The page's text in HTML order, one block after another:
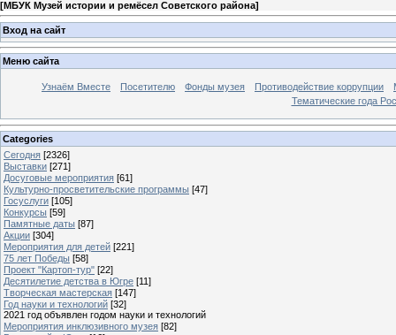
[МБУК Музей истории и ремёсел Советского района]
Вход на сайт
Меню сайта
Узнаём Вместе Посетителю Фонды музея Противодействие коррупции
Тематические года
Categories
Сегодня [2326]
Выставки [271]
Досуговые мероприятия [61]
Культурно-просветительские программы [47]
Госуслуги [105]
Конкурсы [59]
Памятные даты [87]
Акции [304]
Мероприятия для детей [221]
75 лет Победы [58]
Проект "Картоп-тур" [22]
Десятилетие детства в Югре [11]
Творческая мастерская [147]
Год науки и технологий [32]
2021 год объявлен годом науки и технологий
Мероприятия инклюзивного музея [82]